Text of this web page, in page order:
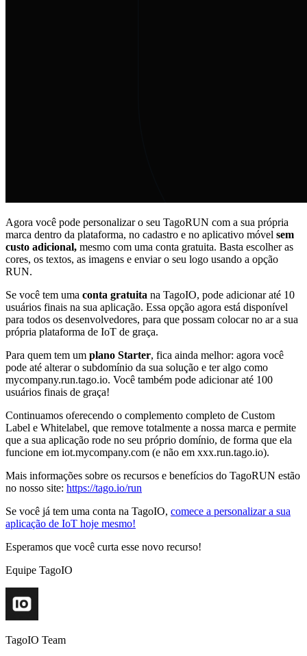
Agora você pode personalizar o seu TagoRUN com a sua própria
marca dentro da plataforma, no cadastro e no aplicativo móvel sem
custo adicional, mesmo com uma conta gratuita. Basta escolher as
cores, os textos, as imagens e enviar o seu logo usando a opção
RUN.
Se você tem uma conta gratuita na TagoIO, pode adicionar até 10
usuários finais na sua aplicação. Essa opção agora está disponível
para todos os desenvolvedores, para que possam colocar no ar a sua
própria plataforma de IoT de graça.
Para quem tem um plano Starter, fica ainda melhor: agora você
pode até alterar o subdomínio da sua solução e ter algo como
mycompany.run.tago.io. Você também pode adicionar até 100
usuários finais de graça!
Continuamos oferecendo o complemento completo de Custom
Label e Whitelabel, que remove totalmente a nossa marca e permite
que a sua aplicação rode no seu próprio domínio, de forma que ela
funcione em iot.mycompany.com (e não em xxx.run.tago.io).
Mais informações sobre os recursos e benefícios do TagoRUN estão
no nosso site: https://tago.io/run
Se você já tem uma conta na TagoIO, comece a personalizar a sua
aplicação de IoT hoje mesmo!
Esperamos que você curta esse novo recurso!
Equipe TagoIO
TagoIO Team